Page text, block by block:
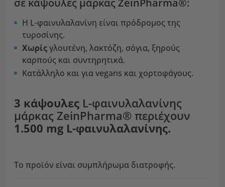
σε κάψουλες μάρκας ZeinPharma®:
Η L-φαινυλαλανίνη είναι πρόδρομος της
τυροσίνης.
Χωρίςγλουτένη, λακτόζη, σόγια, ξηρούς
καρπούς και συντηρητικά.
Κατάλληλο και για vegans και χορτοφάγους.
3 κάψουλες L-φαινυλαλανίνης
μάρκας ZeinPharma® περιέχουν
1.500 mg L-φαινυλαλανίνης.
Το προϊόν είναι συμπλήρωμα διατροφής.